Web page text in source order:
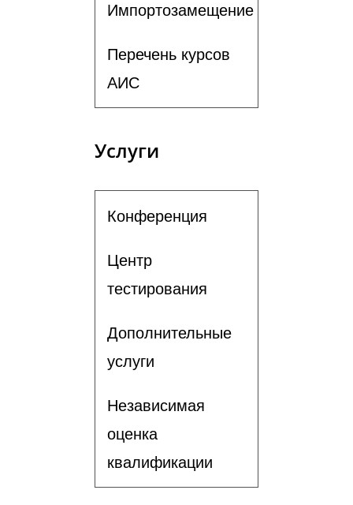
Импортозамещение
Перечень курсов
АИС
Услуги
Конференция
Центр
тестирования
Дополнительные
услуги
Независимая
оценка
квалификации